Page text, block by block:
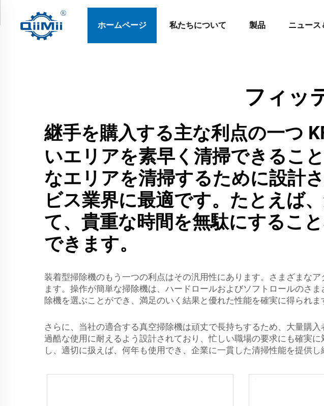
ホームページ 私たちについて 製品 ニュース
フィッ
継手を購入する主な利点の一つ
いエリアを素早く清掃できるこ
なエリアを清掃するために設計
ビス業界に最適です。たとえば
て、貴重な時間を無駄にするこ
できます。
装着型掃除機のもう一つの利点はその汎用性にあります。さまざまな
ます。操作が簡単な掃除機は、ハードロールおよびソフトロールのさ
除機を選ぶことができ、満足のいく結果と優れた性能を確実に得られま
さらに、当社の適合する真空掃除機は頑丈で長持ちするため、大量購
過酷な使用に耐えるよう設計されており、忙しい職場の要求にも確実
し、適切に扱えば、何年も使用でき、企業に一貫した清掃性能を提供し